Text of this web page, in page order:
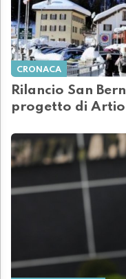
CRONACA
Rilancio San
progetto di